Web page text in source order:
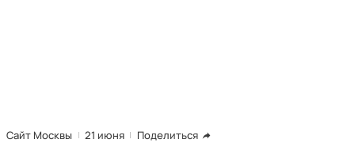
Сайт Москвы 21 июня Поделиться